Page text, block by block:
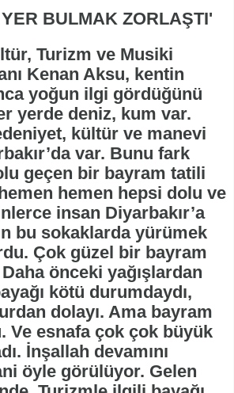
BULMAK ZORLAŞTI'
Turizm ve Musiki
Kenan Aksu, kentin
yoğun ilgi gördüğünü
yerde deniz, kum var.
kültür ve manevi
var. Bunu fark
geçen bir bayram tatili
hemen hepsi dolu ve
insan Diyarbakır’a
bu sokaklarda yürümek
Çok güzel bir bayram
önceki yağışlardan
kötü durumdaydı,
dolayı. Ama bayram
Ve esnafa çok çok büyük
İnşallah devamını
öyle görülüyor. Gelen